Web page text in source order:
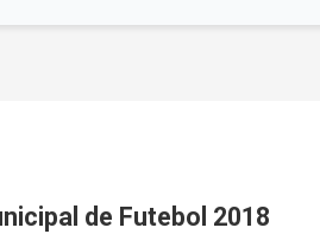
de Futebol 2018